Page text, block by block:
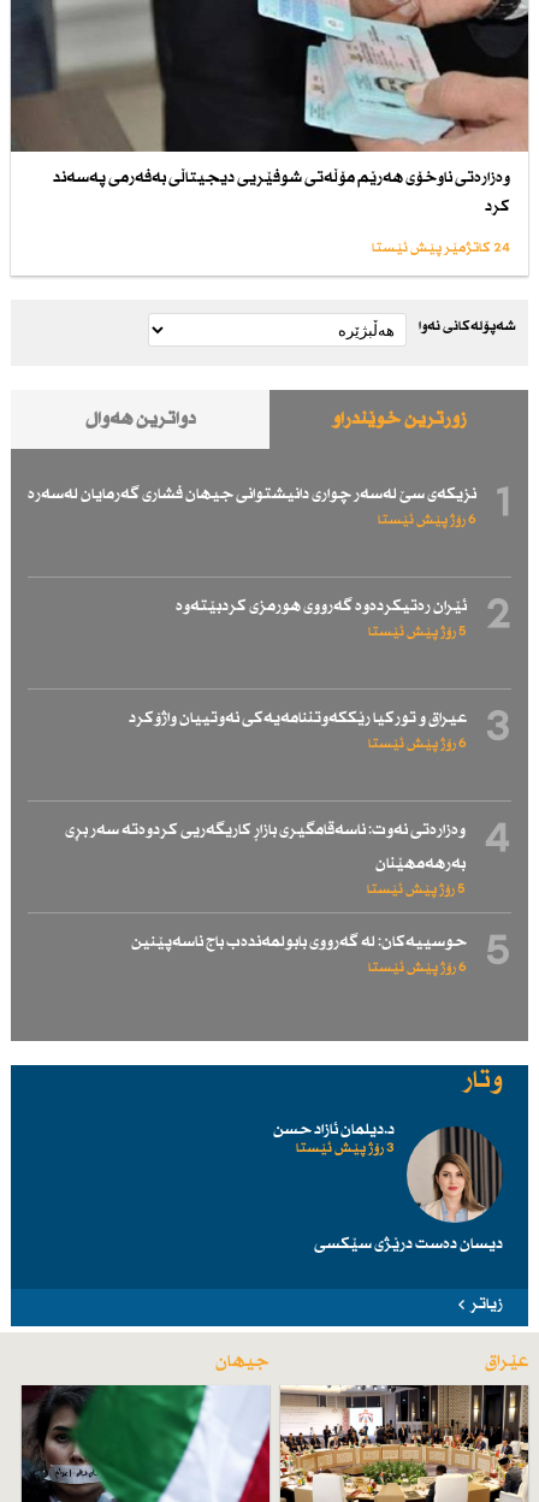
وەزارەتی ناوخۆی هەرێم مۆڵەتی شوفێریی دیجیتاڵی بەفەرمی پەسەند
كرد
24 کاتژمێر پێش ئێستا
شەپۆلەکانی نەوا
زۆرترین خوێندراو دواترین هەواڵ
1 نزیكەی سێ لەسەر چواری دانیشتوانی جیهان فشاری گەرمایان لەسەرە
6 رۆژ پێش ئێستا
2 ئێران رەتیكردەوە گەرووی هورمزی كردبێتەوە
5 رۆژ پێش ئێستا
3 عیراق و توركیا رێككەوتننامەیەكی نەوتییان واژۆكرد
6 رۆژ پێش ئێستا
4
وەزارەتی نەوت: ناسەقامگیری بازاڕ كاریگەریی كردوەتە سەر بڕی
بەرهەمهێنان
5 رۆژ پێش ئێستا
5 حوسییەكان: لە گەرووی بابولمەندەب باج ناسەپێنین
6 رۆژ پێش ئێستا
وتار
د.دیلمان ئازاد حسن
3 رۆژ پێش ئێستا
دیسان دەست درێژی سێكسی
زیاتر
عێراق جیهان